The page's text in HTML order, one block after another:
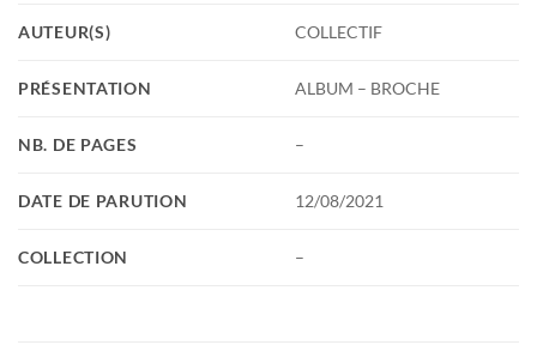
AUTEUR(S) COLLECTIF
PRÉSENTATION ALBUM – BROCHE
NB. DE PAGES –
DATE DE PARUTION 12/08/2021
COLLECTION –